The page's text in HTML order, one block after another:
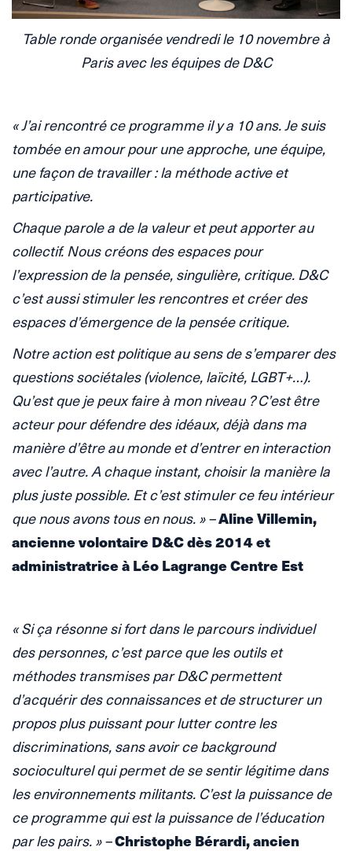
Table ronde organisée vendredi le 10 novembre à
Paris avec les équipes de D&C
« J’ai rencontré ce programme il y a 10 ans. Je suis
tombée en amour pour une approche, une équipe,
une façon de travailler : la méthode active et
participative.
Chaque parole a de la valeur et peut apporter au
collectif. Nous créons des espaces pour
l’expression de la pensée, singulière, critique. D&C
c’est aussi stimuler les rencontres et créer des
espaces d’émergence de la pensée critique.
Notre action est politique au sens de s’emparer des
questions sociétales (violence, laïcité, LGBT+…).
Qu’est que je peux faire à mon niveau ? C’est être
acteur pour défendre des idéaux, déjà dans ma
manière d’être au monde et d’entrer en interaction
avec l’autre. A chaque instant, choisir la manière la
plus juste possible. Et c’est stimuler ce feu intérieur
que nous avons tous en nous. » –Aline Villemin,
ancienne volontaire D&C dès 2014 et
administratrice à Léo Lagrange Centre Est
« Si ça résonne si fort dans le parcours individuel
des personnes, c’est parce que les outils et
méthodes transmises par D&C permettent
d’acquérir des connaissances et de structurer un
propos plus puissant pour lutter contre les
discriminations, sans avoir ce background
socioculturel qui permet de se sentir légitime dans
les environnements militants. C’est la puissance de
ce programme qui est la puissance de l’éducation
par les pairs. » –Christophe Bérardi, ancien